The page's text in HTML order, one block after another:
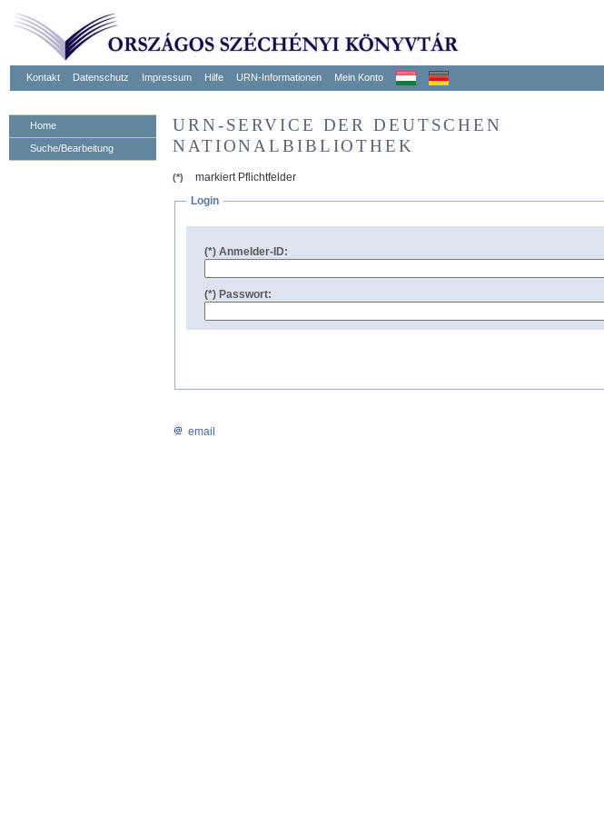
Kontakt Datenschutz Impressum Hilfe URN-Informationen Mein Konto
Home
Suche/Bearbeitung
URN-SERVICE DER DEUTSCHEN
NATIONALBIBLIOTHEK
(*)
markiert Pflichtfelder
Login
(*) Anmelder-ID:
(*) Passwort:
email